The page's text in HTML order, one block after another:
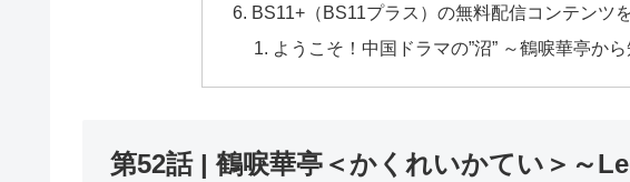
BS11+（BS11プラス）の無料配信コンテンツ
ようこそ！中国ドラマの”沼” ～鶴唳華亭か
第52話 | 鶴唳華亭＜かくれいかてい＞～